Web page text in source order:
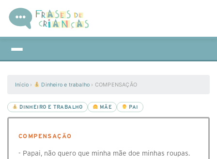
Início › Dinheiro e trabalho › COMPENSAÇÃO
DINHEIRO E TRABALHO MÃE PAI
COMPENSAÇÃO
- Papai, não quero que minha mãe doe minhas roupas.